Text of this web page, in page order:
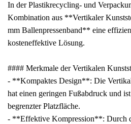
In der Plastikrecycling- und
Kombination aus **Vertikaler
mm Ballenpressenband** eine
kosteneffektive Lösung.
#### Merkmale der Vertikalen
- **Kompaktes Design**: Die
hat einen geringen Fußabdruck und
begrenzter Platzfläche.
- **Effektive Kompression**: Durch